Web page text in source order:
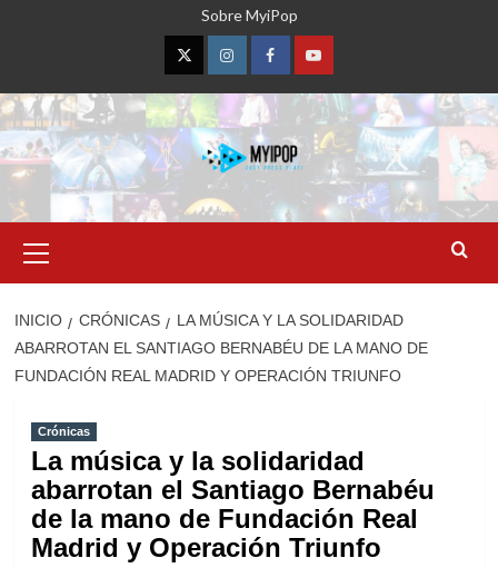
Sobre MyiPop
TwitterInstagramFacebookYouTube
primario
INICIO CRÓNICAS
LA MÚSICA Y LA SOLIDARIDAD
ABARROTAN EL SANTIAGO BERNABÉU DE LA MANO DE
FUNDACIÓN REAL MADRID Y OPERACIÓN TRIUNFO
Crónicas
La música y la solidaridad
abarrotan el Santiago Bernabéu
de la mano de Fundación Real
Madrid y Operación Triunfo